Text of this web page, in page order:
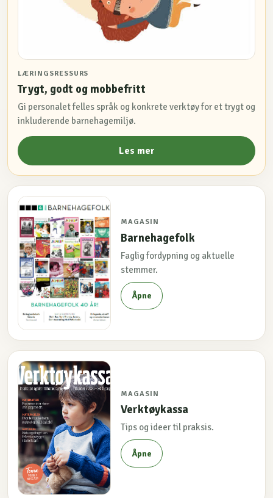
LÆRINGSRESSURS
Trygt, godt og mobbefritt
Gi personalet felles språk og konkrete verktøy for et trygt og
inkluderende barnehagemiljø.
Les mer
MAGASIN
Barnehagefolk
Faglig fordypning og aktuelle
stemmer.
Åpne
MAGASIN
Verktøykassa
Tips og ideer til praksis.
Åpne